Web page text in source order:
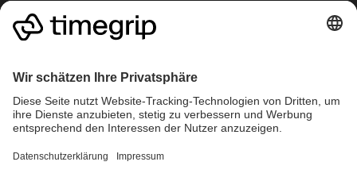
Betriebsstatus
Einsatzplanung
Zeiterfassung
Betrieb
Warum Timegrip wählen?
Preise